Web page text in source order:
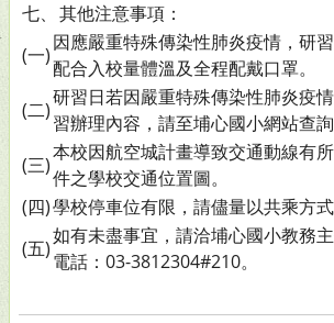
七、 其他注意事項：
(一)
因應嚴重特殊傳染性肺炎疫情，研
配合入校量體溫及全程配戴口罩。
(二)
研習日若因嚴重特殊傳染性肺炎疫
習辦理內容，請至埔心國小網站查詢
(三)
本校因航空城計畫導致交通動線有
件之學校交通位置圖。
(四)學校停車位有限，請儘量以共乘方式
(五)
如有未盡事宜，請洽埔心國小教務
電話：03-3812304#210。